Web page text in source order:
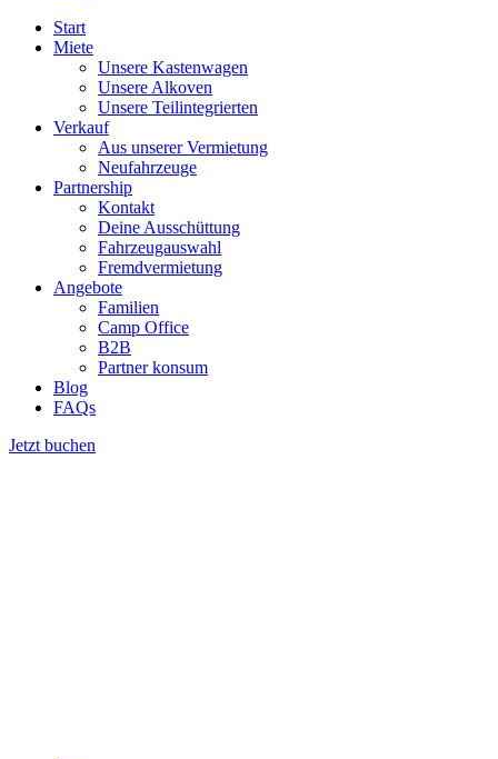
Start
Miete
Unsere Kastenwagen
Unsere Alkoven
Unsere Teilintegrierten
Verkauf
Aus unserer Vermietung
Neufahrzeuge
Partnership
Kontakt
Deine Ausschüttung
Fahrzeugauswahl
Fremdvermietung
Angebote
Familien
Camp Office
B2B
Partner konsum
Blog
FAQs
Jetzt buchen